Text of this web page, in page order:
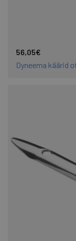
56,05€
Dyneema käärid